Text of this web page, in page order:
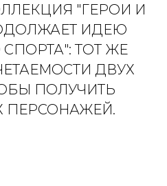
"ГЕРОИ И
ИДЕЮ
ТОТ ЖЕ
ДВУХ
ПОЛУЧИТЬ
ПЕРСОНАЖЕЙ.